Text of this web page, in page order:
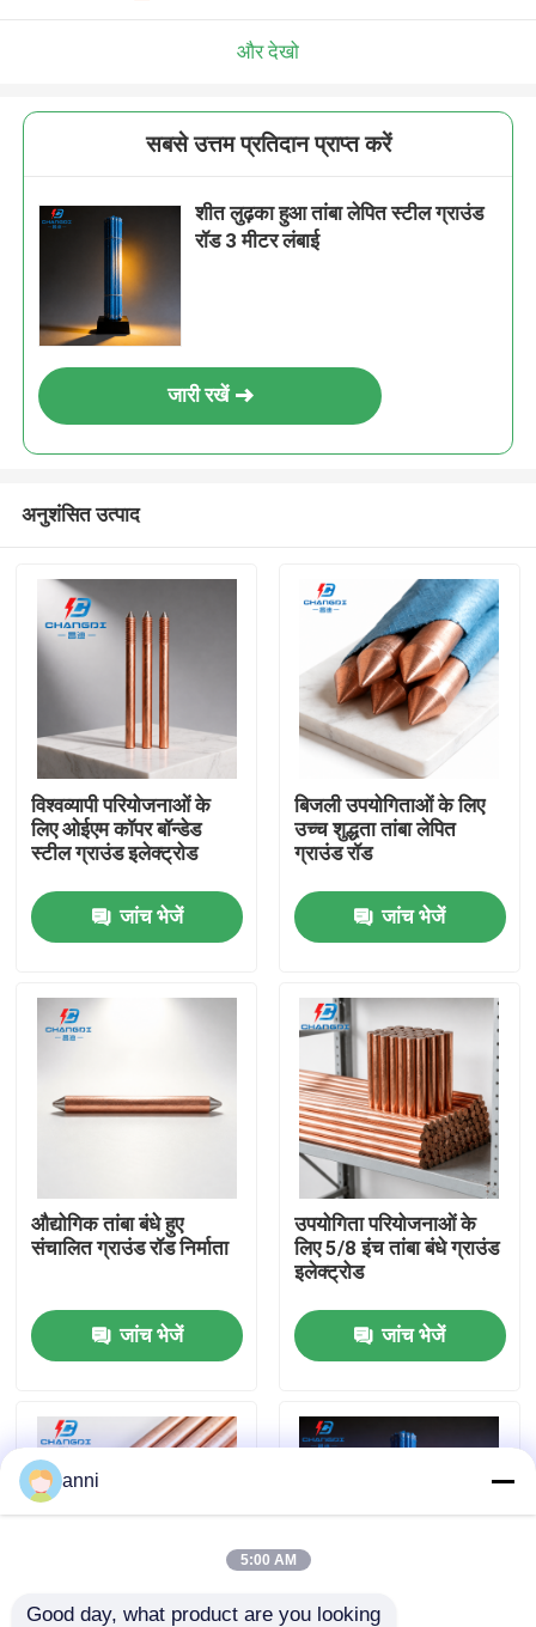
होम
उत्पाद
फैक्टरी यात्रा
गुणवत्ता नियंत्रण
समाचार
एक बोली का अनुरोध
और देखो
सबसे उत्तम प्रतिदान प्राप्त करें
शीत लुढ़का हुआ तांबा लेपित स्टील ग्राउंड
रॉड 3 मीटर लंबाई
जारी रखें
अनुशंसित उत्पाद
विश्वव्यापी परियोजनाओं के
लिए ओईएम कॉपर बॉन्डेड
स्टील ग्राउंड इलेक्ट्रोड
जांच भेजें
बिजली उपयोगिताओं के लिए
उच्च शुद्धता तांबा लेपित
ग्राउंड रॉड
जांच भेजें
औद्योगिक तांबा बंधे हुए
संचालित ग्राउंड रॉड निर्माता
जांच भेजें
उपयोगिता परियोजनाओं के
लिए 5/8 इंच तांबा बंधे ग्राउंड
इलेक्ट्रोड
जांच भेजें
anni
5:00 AM
Good day, what product are you looking